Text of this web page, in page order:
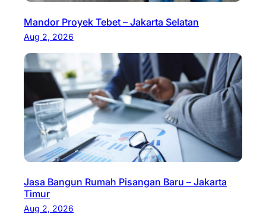
Mandor Proyek Tebet – Jakarta Selatan
Aug 2, 2026
Jasa Bangun Rumah Pisangan Baru – Jakarta
Timur
Aug 2, 2026